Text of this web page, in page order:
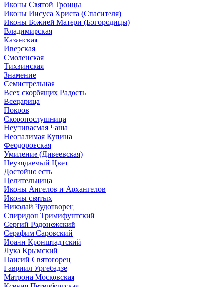
Иконы Святой Троицы
Иконы Иисуса Христа (Спасителя)
Иконы Божией Матери (Богородицы)
Владимирская
Казанская
Иверская
Смоленская
Тихвинская
Знамение
Семистрельная
Всех скорбящих Радость
Всецарица
Покров
Скоропослушница
Неупиваемая Чаша
Неопалимая Купина
Феодоровская
Умиление (Дивеевская)
Неувядаемый Цвет
Достойно есть
Целительница
Иконы Ангелов и Архангелов
Иконы святых
Николай Чудотворец
Спиридон Тримифунтский
Сергий Радонежский
Серафим Саровский
Иоанн Кронштадтский
Лука Крымский
Паисий Святогорец
Гавриил Ургебадзе
Матрона Московская